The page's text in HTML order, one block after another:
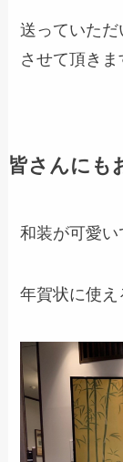
送っていた
させて頂きま
皆さんにも
和装が可愛い
年賀状に使え